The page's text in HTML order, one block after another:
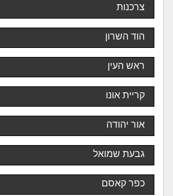
צרכנות
הוד השרון
ראש העין
קריית אונו
אור יהודה
גבעת שמואל
כפר קאסם